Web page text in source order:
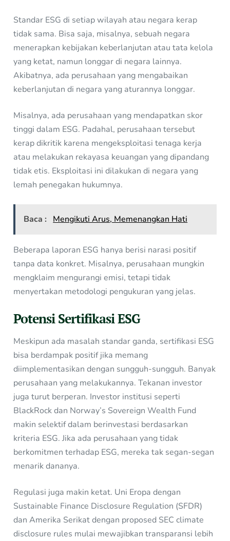
Standar ESG di setiap wilayah atau negara kerap
tidak sama. Bisa saja, misalnya, sebuah negara
menerapkan kebijakan keberlanjutan atau tata kelola
yang ketat, namun longgar di negara lainnya.
Akibatnya, ada perusahaan yang mengabaikan
keberlanjutan di negara yang aturannya longgar.
Misalnya, ada perusahaan yang mendapatkan skor
tinggi dalam ESG. Padahal, perusahaan tersebut
kerap dikritik karena mengeksploitasi tenaga kerja
atau melakukan rekayasa keuangan yang dipandang
tidak etis. Eksploitasi ini dilakukan di negara yang
lemah penegakan hukumnya.
Baca : Mengikuti Arus, Memenangkan Hati
Beberapa laporan ESG hanya berisi narasi positif
tanpa data konkret. Misalnya, perusahaan mungkin
mengklaim mengurangi emisi, tetapi tidak
menyertakan metodologi pengukuran yang jelas.
Potensi Sertifikasi ESG
Meskipun ada masalah standar ganda, sertifikasi ESG
bisa berdampak positif jika memang
diimplementasikan dengan sungguh-sungguh. Banyak
perusahaan yang melakukannya. Tekanan investor
juga turut berperan. Investor institusi seperti
BlackRock dan Norway’s Sovereign Wealth Fund
makin selektif dalam berinvestasi berdasarkan
kriteria ESG. Jika ada perusahaan yang tidak
berkomitmen terhadap ESG, mereka tak segan-segan
menarik dananya.
Regulasi juga makin ketat. Uni Eropa dengan
Sustainable Finance Disclosure Regulation (SFDR)
dan Amerika Serikat dengan proposed SEC climate
disclosure rules mulai mewajibkan transparansi lebih